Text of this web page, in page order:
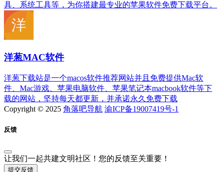
具、系统工具等，为你搭建最专业的苹果软件免费下载平台。
洋葱MAC软件
洋葱下载站是一个macos软件推荐网站并且免费提供Mac软
件、Mac游戏、苹果电脑软件、苹果笔记本macbook软件等下
载的网站，坚持每天都更新，并承诺永久免费下载
Copyright © 2025 角落吧导航 渝ICP备19007419号-1
反馈
让我们一起共建文明社区！您的反馈至关重要！
提交反馈